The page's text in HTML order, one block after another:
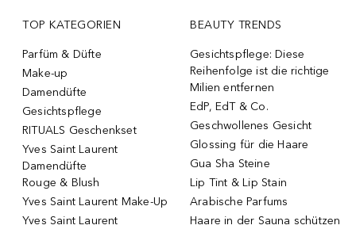
TOP KATEGORIEN
Parfüm & Düfte
Make-up
Damendüfte
Gesichtspflege
RITUALS Geschenkset
Yves Saint Laurent
Damendüfte
Rouge & Blush
Yves Saint Laurent Make-Up
Yves Saint Laurent
BEAUTY TRENDS
Gesichtspflege: Diese
Reihenfolge ist die richtige
Milien entfernen
EdP, EdT & Co.
Geschwollenes Gesicht
Glossing für die Haare
Gua Sha Steine
Lip Tint & Lip Stain
Arabische Parfums
Haare in der Sauna schützen